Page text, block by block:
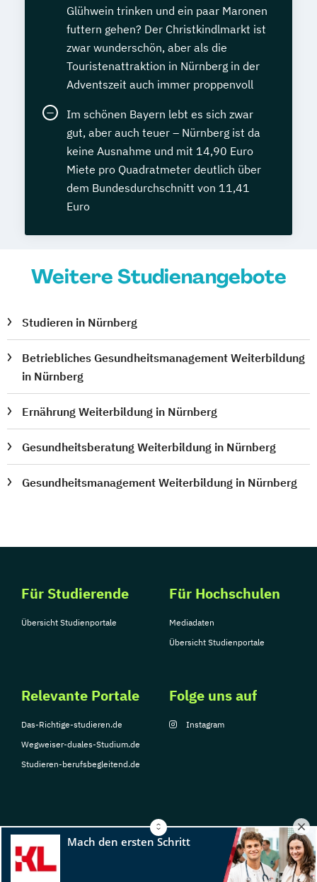
Glühwein trinken und ein paar Maronen
futtern gehen? Der Christkindlmarkt ist
zwar wunderschön, aber als die
Touristenattraktion in Nürnberg in der
Adventszeit auch immer proppenvoll
Im schönen Bayern lebt es sich zwar
gut, aber auch teuer – Nürnberg ist da
keine Ausnahme und mit 14,90 Euro
Miete pro Quadratmeter deutlich über
dem Bundesdurchschnitt von 11,41
Euro
Weitere Studienangebote
Studieren in Nürnberg
Betriebliches Gesundheitsmanagement Weiterbildung
in Nürnberg
Ernährung Weiterbildung in Nürnberg
Gesundheitsberatung Weiterbildung in Nürnberg
Gesundheitsmanagement Weiterbildung in Nürnberg
Für Studierende
Übersicht Studienportale
Für Hochschulen
Mediadaten
Übersicht Studienportale
Relevante Portale
Das-Richtige-studieren.de
Wegweiser-duales-Studium.de
Studieren-berufsbegleitend.de
Folge uns auf
Instagram
© Copyright 2026, TarGroup Media GmbH
Nutzungsbedingungen